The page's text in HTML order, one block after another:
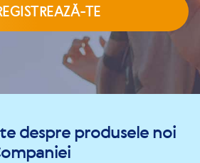
TE
despre produsele noi